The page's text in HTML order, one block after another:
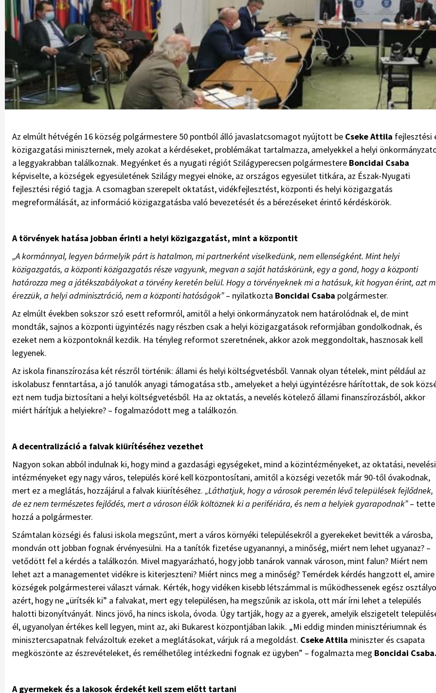
Az elmúlt hétvégén 16 község polgármestere 50 pontból álló javaslatcsomagot nyújtott be Cseke Attila fejlesztési
közigazgatási miniszternek, mely azokat a kérdéseket, problémákat tartalmazza, amelyekkel a helyi
a leggyakrabban találkoznak. Megyénket és a nyugati régiót Szilágyperecsen polgármestere Boncidai Csaba
képviselte, a községek egyesületének Szilágy megyei elnöke, az országos egyesület titkára, az Észak-Nyugati
fejlesztési régió tagja. A csomagban szerepelt oktatást, vidékfejlesztést, központi és helyi közigazgatás
megreformálását, az információ közigazgatásba való bevezetését és a bérezéseket érintő kérdéskörök.
A törvények hatása jobban érinti a helyi közigazgatást, mint a központit
„A kormánnyal, legyen bármelyik párt is hatalmon, mi partnerként viselkedünk, nem ellenségként. Mint helyi
közigazgatás, a központi közigazgatás része vagyunk, megvan a saját hatáskörünk, egy a gond, hogy a központi
határozza meg a játékszabályokat a törvény keretén belül. Hogy a törvényeknek mi a hatásuk, kit hogyan érint, azt
érezzük, a helyi adminisztráció, nem a központi hatóságok”– nyilatkozta Boncidai Csaba polgármester.
Az elmúlt években sokszor szó esett reformról, amitől a helyi önkormányzatok nem határolódnak el, de mint
mondták, sajnos a központi ügyintézés nagy részben csak a helyi közigazgatások reformjában gondolkodnak, és
ezeket nem a központoknál kezdik. Ha tényleg reformot szeretnének, akkor azok meggondoltak, hasznosak kell
legyenek.
Az iskola finanszírozása két részről történik: állami és helyi költségvetésből. Vannak olyan tételek, mint például az
iskolabusz fenntartása, a jó tanulók anyagi támogatása stb., amelyeket a helyi ügyintézésre hárítottak, de sok
ezt nem tudja biztosítani a helyi költségvetésből. Ha az oktatás, a nevelés kötelező állami finanszírozásból, akkor
miért hárítjuk a helyiekre? – fogalmazódott meg a találkozón.
A decentralizáció a falvak kiürítéséhez vezethet
Nagyon sokan abból indulnak ki, hogy mind a gazdasági egységeket, mind a közintézményeket, az oktatási, nevelési
intézményeket egy nagy város, település köré kell központosítani, amitől a községi vezetők már 90-től óvakodnak,
mert ez a meglátás, hozzájárul a falvak kiürítéséhez. „Láthatjuk, hogy a városok peremén lévő települések fejlődnek,
de ez nem természetes fejlődés, mert a városon élők költöznek ki a perifériára, és nem a helyiek gyarapodnak”– tette
hozzá a polgármester.
Számtalan községi és falusi iskola megszűnt, mert a város környéki településekről a gyerekeket bevitték a városba,
mondván ott jobban fognak érvényesülni. Ha a tanítók fizetése ugyanannyi, a minőség, miért nem lehet ugyanaz? –
vetődött fel a kérdés a találkozón. Mivel magyarázható, hogy jobb tanárok vannak városon, mint falun? Miért nem
lehet azt a managementet vidékre is kiterjeszteni? Miért nincs meg a minőség? Temérdek kérdés hangzott el, amire
községek polgármesterei választ várnak. Kérték, hogy vidéken kisebb létszámmal is működhessenek egész
azért, hogy ne „ürítsék ki” a falvakat, mert egy településen, ha megszűnik az iskola, ott már írni lehet a település
halotti bizonyítványát. Nincs jövő, ha nincs iskola, óvoda. Úgy tartják, hogy az a gyerek, amelyik elszigetelt
él, ugyanolyan értékes kell legyen, mint az, aki Bukarest központjában lakik. „Mi eddig minden minisztériumnak és
minisztercsapatnak felvázoltuk ezeket a meglátásokat, várjuk rá a megoldást. Cseke Attila miniszter és csapata
megköszönte az észrevételeket, és remélhetőleg intézkedni fognak ez ügyben” – fogalmazta meg Boncidai
A gyermekek és a lakosok érdekét kell szem előtt tartani